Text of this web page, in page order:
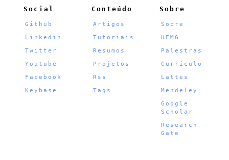
Social
Github
Linkedin
Twitter
Youtube
Facebook
Keybase
Conteúdo
Artigos
Tutoriais
Resumos
Projetos
Rss
Tags
Sobre
Sobre
UFMG
Palestras
Currículo
Lattes
Mendeley
Google
Scholar
Research
Gate